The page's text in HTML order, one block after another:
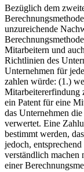
Bezüglich dem
unzureichende
Mitarbeitern und
Richtlinien des
Unternehmen für
zahlen würde: (1.)
Mitarbeitererfindung
ein Patent für eine
das Unternehmen
verwertet. Eine
bestimmt werden,
jedoch,
verständlich machen
einer